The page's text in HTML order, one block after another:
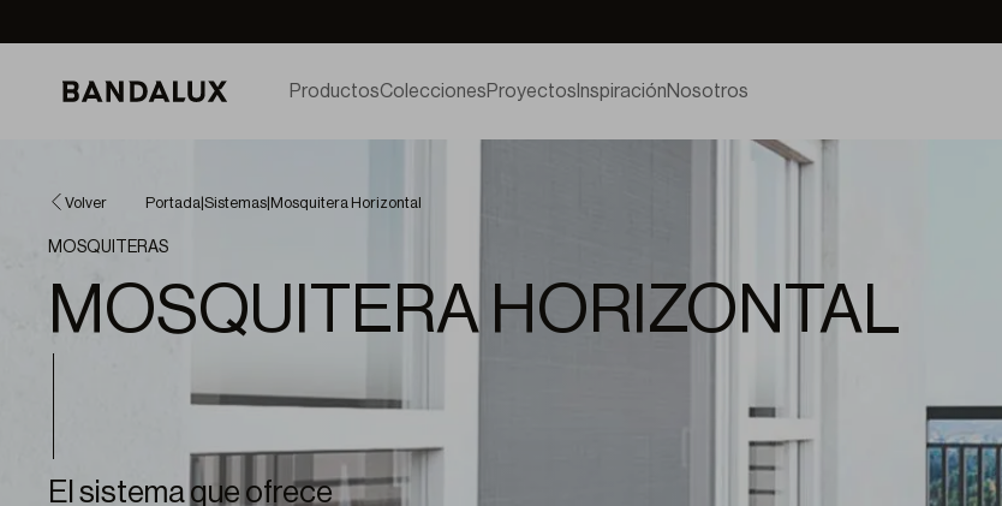
ProductosColeccionesProyectos InspiraciónNosotros
Volver Portada Sistemas Mosquitera Horizontal
MOSQUITERAS
MOSQUITERA HORIZONTAL
El sistema que ofrece